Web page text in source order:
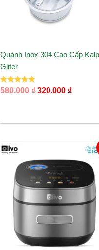
Quánh Inox 304 Cao Cấp
Gliter
Được xếp
hạng
580.000₫ 320.000 ₫
là:
7.140.000 ₫.
Giá
tại